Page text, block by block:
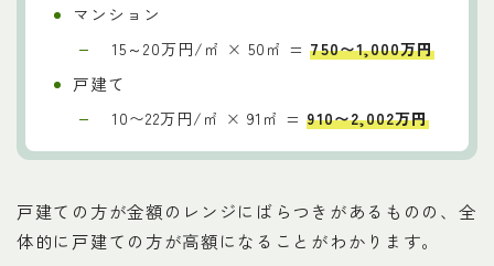
マンション
15～20万円/㎡ × 50㎡ =750〜1,000万円
戸建て
10〜22万円/㎡ × 91㎡ =910〜2,002万円
戸建ての方が金額のレンジにばらつきがあるものの、全
体的に戸建ての方が高額になることがわかります。